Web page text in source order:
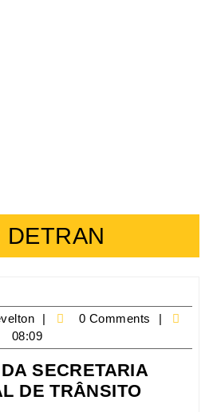
DETRAN
0 Comments
08:09
SECRETARIA
DE TRÂNSITO